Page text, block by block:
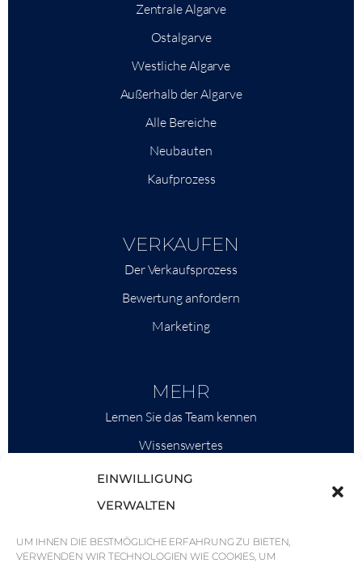
EINWILLIGUNG
VERWALTEN
UM IHNEN DIE BESTMÖGLICHE ERFAHRUNG ZU BIETEN,
VERWENDEN WIR TECHNOLOGIEN WIE COOKIES, UM
Zentrale Algarve
Ostalgarve
Westliche Algarve
Außerhalb der Algarve
Alle Bereiche
Neubauten
Kaufprozess
VERKAUFEN
Der Verkaufsprozess
Bewertung anfordern
Marketing
MEHR
Lernen Sie das Team kennen
Wissenswertes
Savills
Marktinformationen
Nachrichten & Veranstaltungen